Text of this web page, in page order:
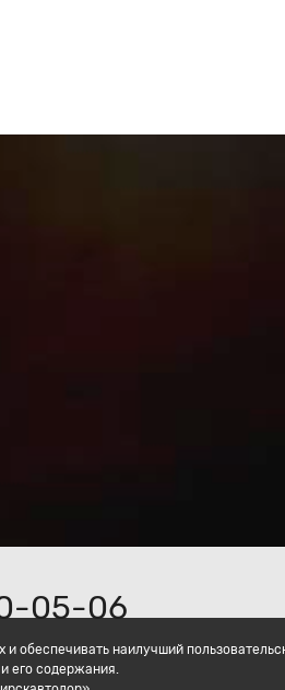
05-06
обеспечивать наилучший
его содержания.